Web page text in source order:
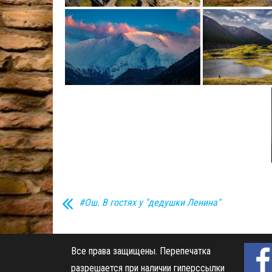
#Ош. В гостях у "дедушки Ленина"
Все права защищены. Перепечатка
разрешается при наличии гиперссылки